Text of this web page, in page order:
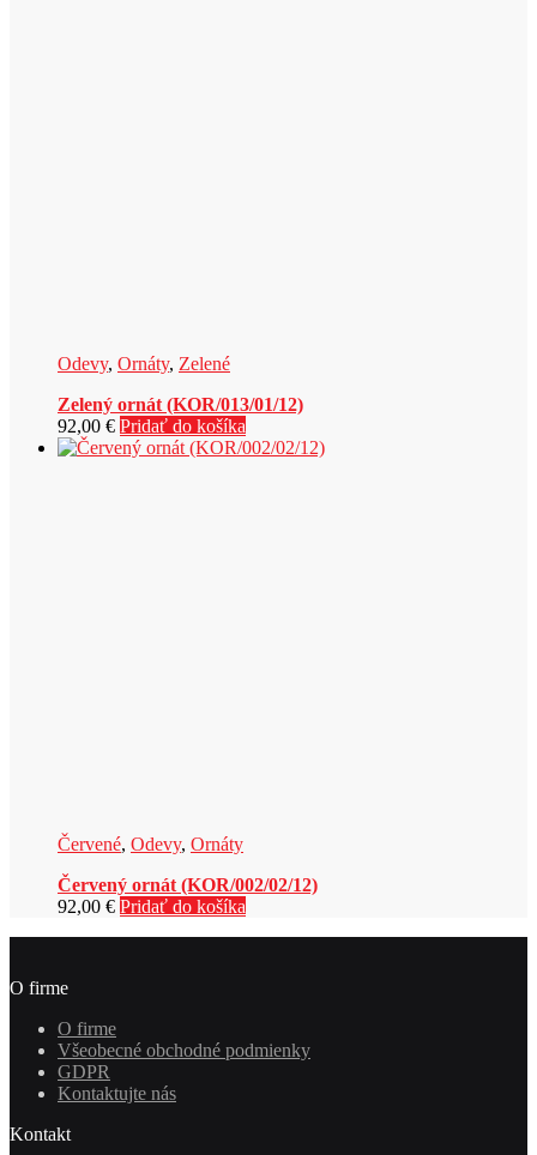
Odevy, Ornáty, Zelené
Zelený ornát (KOR/013/01/12)
92,00 € Pridať do košíka
Červené, Odevy, Ornáty
Červený ornát (KOR/002/02/12)
92,00 € Pridať do košíka
O firme
O firme
Všeobecné obchodné podmienky
GDPR
Kontaktujte nás
Kontakt